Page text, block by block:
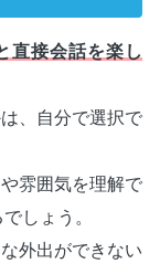
直接会話を楽し
、自分で選択で
雰囲気を理解で
しょう。
外出ができない